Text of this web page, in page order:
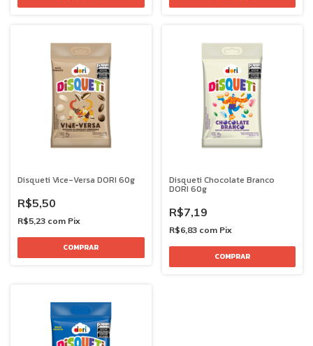
Disqueti Vice-Versa DORI 60g
R$5,50
R$5,23 com Pix
Disqueti Chocolate Branco
DORI 60g
R$7,19
R$6,83 com Pix